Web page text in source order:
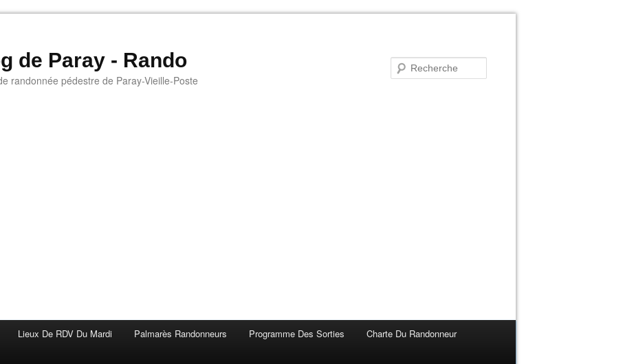
de Paray - Rando
randonnée pédestre de Paray-Vieille-Poste
Lieux De RDV Du Mardi Palmarès Randonneurs Programme Des Sorties Charte Du Randonneur